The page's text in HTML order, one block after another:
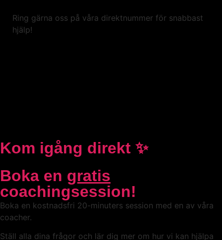
Ring gärna oss på våra direktnummer för snabbast
hjälp!
Kom igång direkt ✨
Boka en gratis
coachingsession!
Boka en kostnadsfri 20-minuters session med en av våra
coacher.
Ställ alla dina frågor och lär dig mer om hur vi kan hjälpa